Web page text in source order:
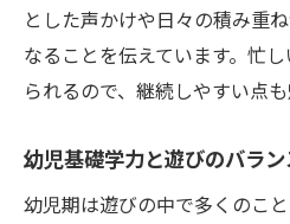
とした声かけや日々の積み重
なることを伝えています。忙
られるので、継続しやすい点も
幼児基礎学力と遊びのバラン
幼児期は遊びの中で多くのこ